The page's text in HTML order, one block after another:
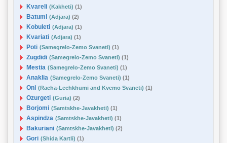
Kvareli (Kakheti) (1)
Batumi (Adjara) (2)
Kobuleti (Adjara) (1)
Kvariati (Adjara) (1)
Poti (Samegrelo-Zemo Svaneti) (1)
Zugdidi (Samegrelo-Zemo Svaneti) (1)
Mestia (Samegrelo-Zemo Svaneti) (1)
Anaklia (Samegrelo-Zemo Svaneti) (1)
Oni (Racha-Lechkhumi and Kvemo Svaneti) (1)
Ozurgeti (Guria) (2)
Borjomi (Samtskhe-Javakheti) (1)
Aspindza (Samtskhe-Javakheti) (1)
Bakuriani (Samtskhe-Javakheti) (2)
Gori (Shida Kartli) (1)